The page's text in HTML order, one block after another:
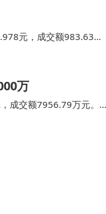
元，成交额983.63万
万
成交额7956.79万元。